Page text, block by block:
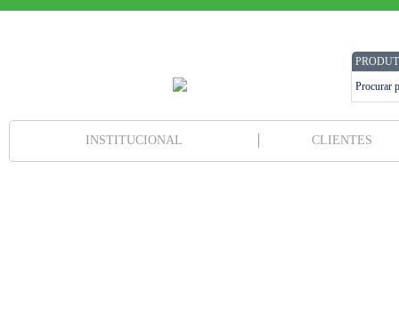
INSTITUCIONAL CLIENTES